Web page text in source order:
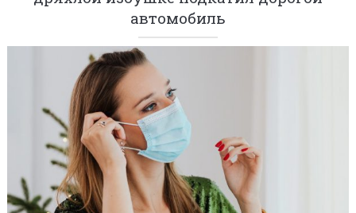
автомобиль